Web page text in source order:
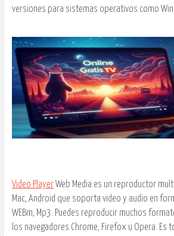
versiones para sistemas operativos como
Video PlayerWeb Media es un reproductor
Mac, Android que soporta video y audio en
WEBm, Mp3. Puedes reproducir muchos
los navegadores Chrome, Firefox u Opera. Es